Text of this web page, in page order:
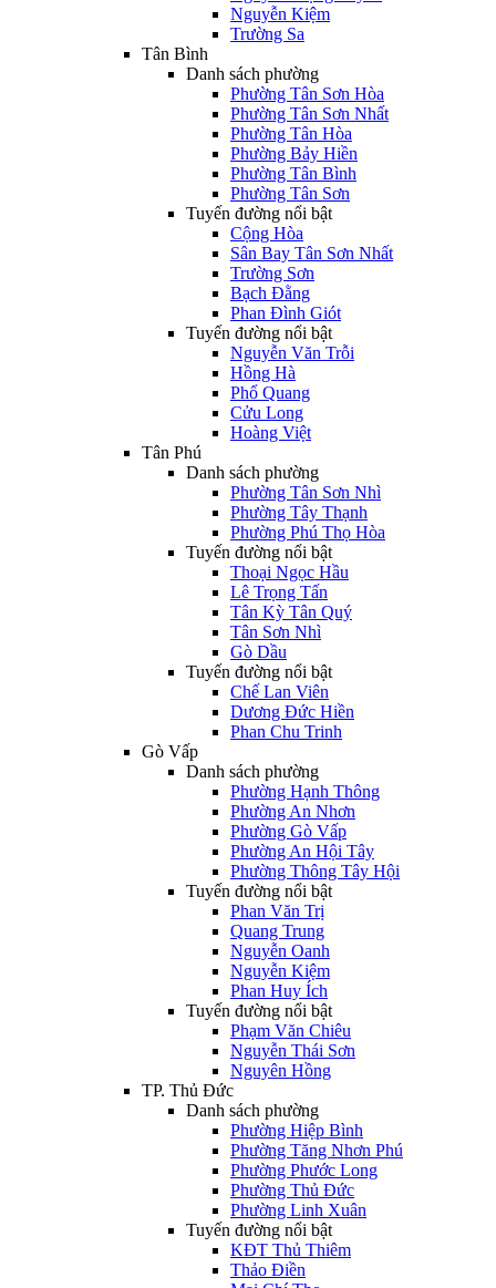
Nguyễn Kiệm
Trường Sa
Tân Bình
Danh sách phường
Phường Tân Sơn Hòa
Phường Tân Sơn Nhất
Phường Tân Hòa
Phường Bảy Hiền
Phường Tân Bình
Phường Tân Sơn
Tuyến đường nổi bật
Cộng Hòa
Sân Bay Tân Sơn Nhất
Trường Sơn
Bạch Đằng
Phan Đình Giót
Tuyến đường nổi bật
Nguyễn Văn Trỗi
Hồng Hà
Phổ Quang
Cửu Long
Hoàng Việt
Tân Phú
Danh sách phường
Phường Tân Sơn Nhì
Phường Tây Thạnh
Phường Phú Thọ Hòa
Tuyến đường nổi bật
Thoại Ngọc Hầu
Lê Trọng Tấn
Tân Kỳ Tân Quý
Tân Sơn Nhì
Gò Dầu
Tuyến đường nổi bật
Chế Lan Viên
Dương Đức Hiền
Phan Chu Trinh
Gò Vấp
Danh sách phường
Phường Hạnh Thông
Phường An Nhơn
Phường Gò Vấp
Phường An Hội Tây
Phường Thông Tây Hội
Tuyến đường nổi bật
Phan Văn Trị
Quang Trung
Nguyễn Oanh
Nguyễn Kiệm
Phan Huy Ích
Tuyến đường nổi bật
Phạm Văn Chiêu
Nguyễn Thái Sơn
Nguyên Hồng
TP. Thủ Đức
Danh sách phường
Phường Hiệp Bình
Phường Tăng Nhơn Phú
Phường Phước Long
Phường Thủ Đức
Phường Linh Xuân
Tuyến đường nổi bật
KĐT Thủ Thiêm
Thảo Điền